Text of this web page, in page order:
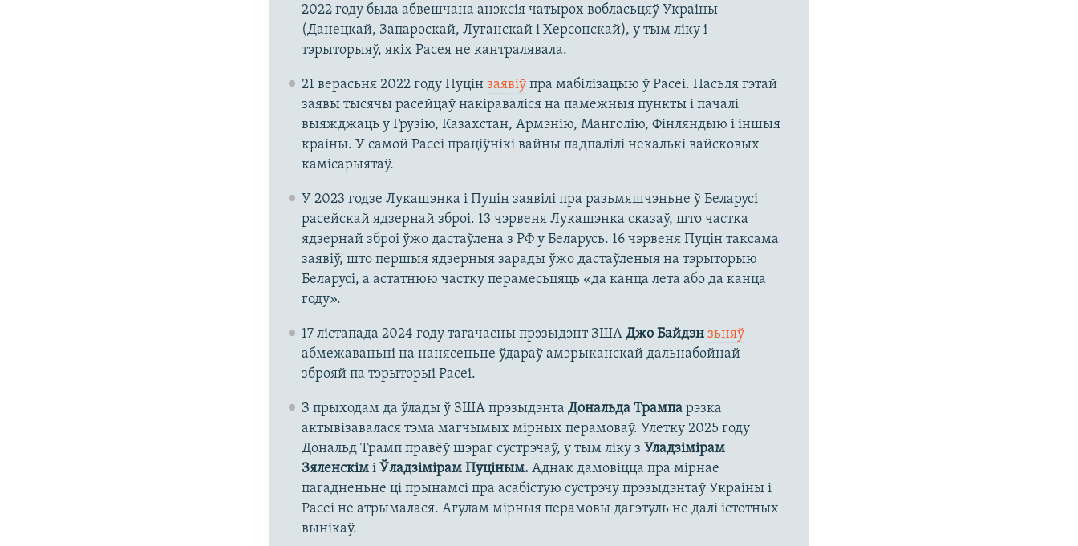
2022 году была абвешчана анэксія чатырох вобласьцяў Украіны
(Данецкай, Запароскай, Луганскай і Херсонскай), у тым ліку і
тэрыторыяў, якіх Расея не кантралявала.
21 верасьня 2022 году Пуцін заявіўпра мабілізацыю ў Расеі. Пасьля гэтай
заявы тысячы расейцаў накіраваліся на памежныя пункты і пачалі
выяжджаць у Грузію, Казахстан, Армэнію, Манголію, Фінляндыю і іншыя
краіны. У самой Расеі праціўнікі вайны падпалілі некалькі вайсковых
камісарыятаў.
У 2023 годзе Лукашэнка і Пуцін заявілі пра разьмяшчэньне ў Беларусі
расейскай ядзернай зброі. 13 чэрвеня Лукашэнка сказаў, што частка
ядзернай зброі ўжо дастаўлена з РФ у Беларусь. 16 чэрвеня Пуцін таксама
заявіў, што першыя ядзерныя зарады ўжо дастаўленыя на тэрыторыю
Беларусі, а астатнюю частку перамесьцяць «да канца лета або да канца
году».
17 лістапада 2024 году тагачасны прэзыдэнт ЗША Джо Байдэн зьняў
абмежаваньні на нанясеньне ўдараў амэрыканскай дальнабойнай
зброяй па тэрыторыі Расеі.
З прыходам да ўлады ў ЗША прэзыдэнта Дональда Трампарэзка
актывізавалася тэма магчымых мірных перамоваў. Улетку 2025 году
Дональд Трамп правёў шэраг сустрэчаў, у тым ліку з Уладзімірам
Зяленскімі Ўладзімірам Пуціным. Аднак дамовіцца пра мірнае
пагадненьне ці прынамсі пра асабістую сустрэчу прэзыдэнтаў Украіны і
Расеі не атрымалася. Агулам мірныя перамовы дагэтуль не далі істотных
вынікаў.